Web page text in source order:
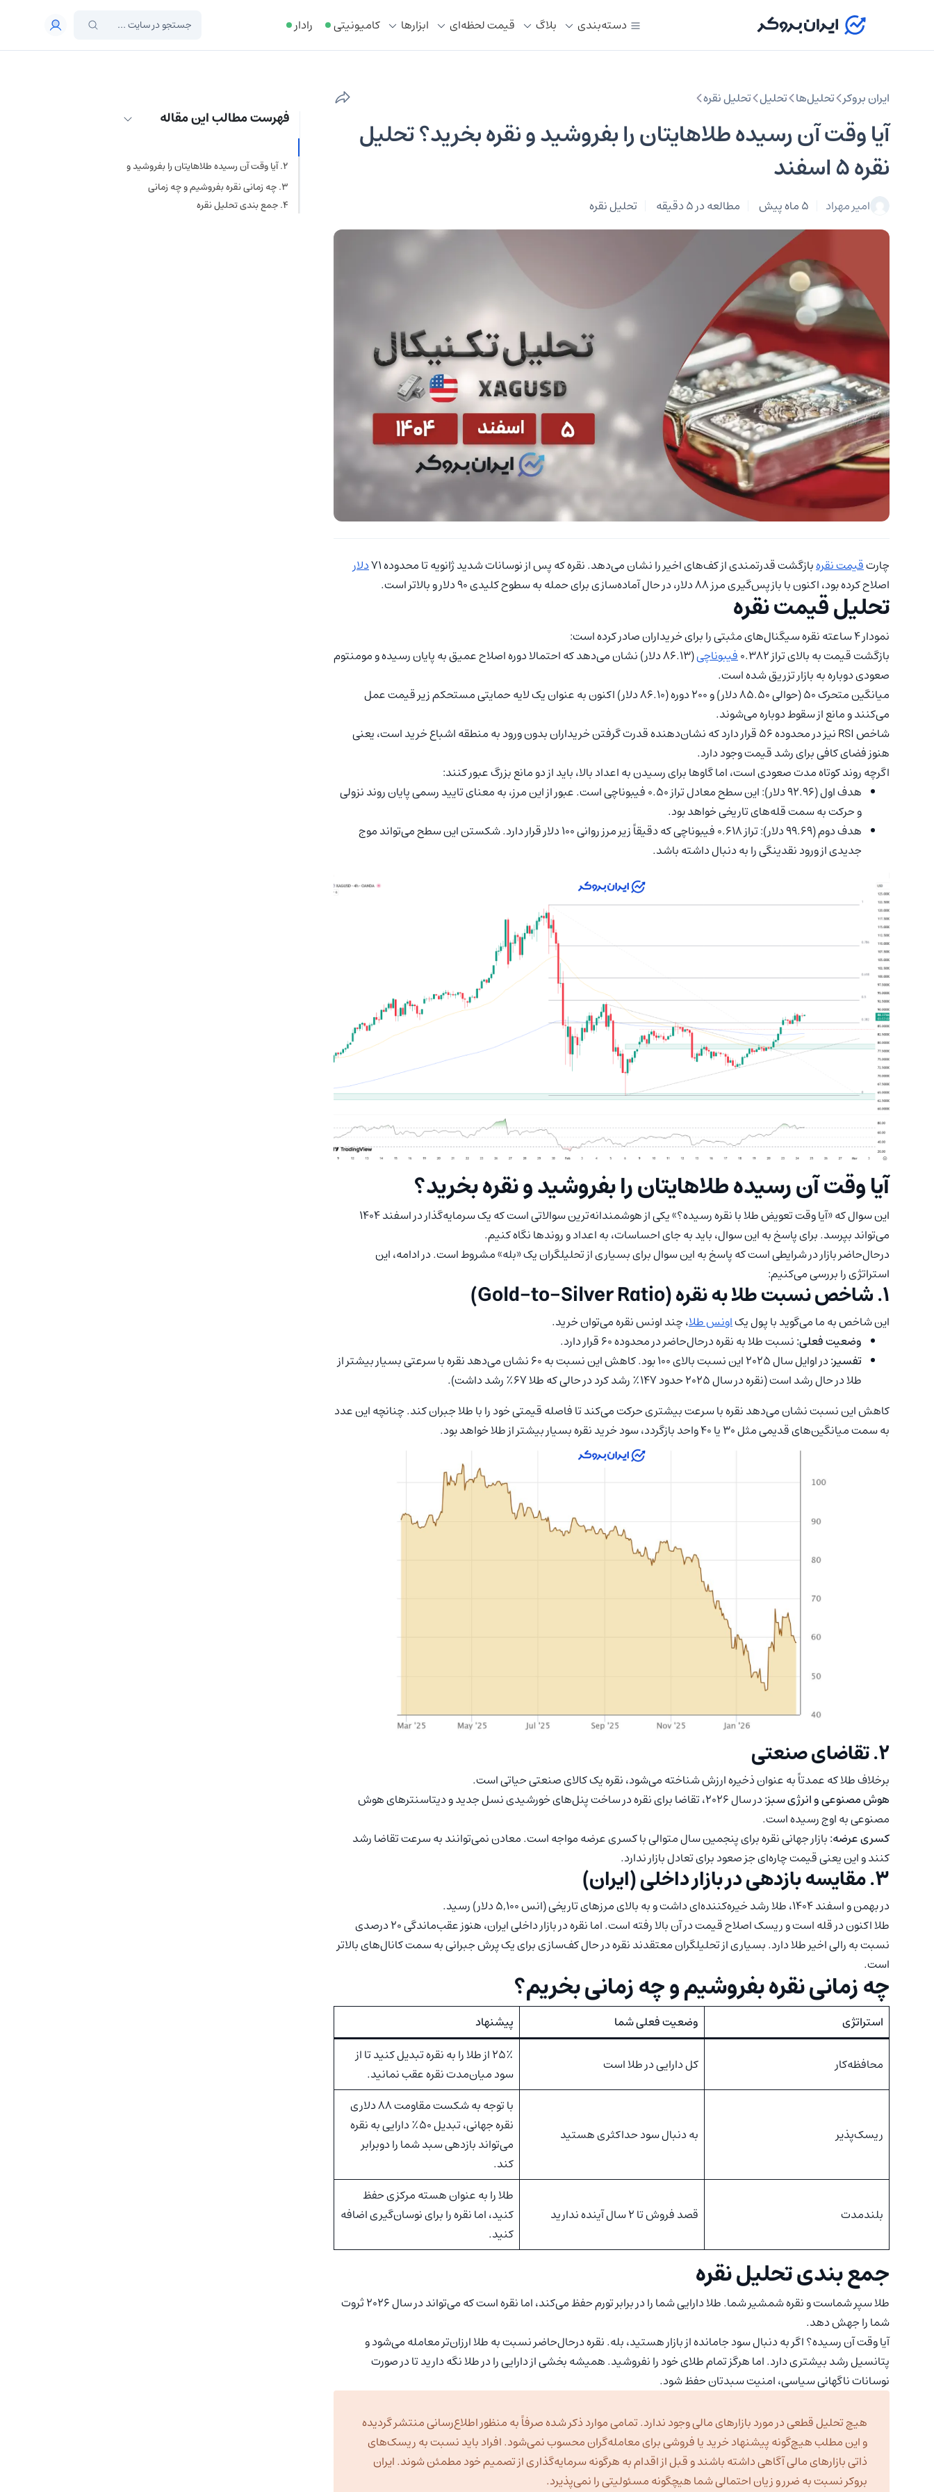
دسته‌بندی بلاگ قیمت لحظه‌ای ابزار‌ها کامیونیتی رادار
ایران بروکر تحلیل‌ها تحلیل‌ تحلیل نقره
آیا وقت آن رسیده طلاهایتان را بفروشید و نقره بخرید؟ تحلیل
نقره ۵ اسفند
امیر مهراد 5 ماه پیش مطالعه در 5 دقیقه تحلیل نقره
چارتقیمت نقرهبازگشت قدرتمندی از کف‌های اخیر را نشان می‌دهد. نقره که پس از نوسانات شدید ژانویه تا محدوده ۷۱
دلار
اصلاح کرده بود، اکنون با بازپس‌گیری مرز ۸۸ دلار، در حال آماده‌سازی برای حمله به سطوح کلیدی ۹۰ دلار و بالاتر است.
تحلیل قیمت نقره
نمودار ۴ ساعته نقره سیگنال‌های مثبتی را برای خریداران صادر کرده است:
بازگشت قیمت به بالای تراز ۰.۳۸۲
فیبوناچی
(۸۶.۱۳ دلار) نشان می‌دهد که احتمالا دوره اصلاح عمیق به پایان رسیده و مومنتوم
صعودی دوباره به بازار تزریق شده است.
میانگین متحرک ۵۰ (حوالی ۸۵.۵۰ دلار) و ۲۰۰ دوره (۸۶.۱۰ دلار) اکنون به عنوان یک لایه حمایتی مستحکم زیر قیمت عمل
می‌کنند و مانع از سقوط دوباره می‌شوند.
شاخص RSI نیز در محدوده ۵۶ قرار دارد که نشان‌دهنده قدرت گرفتن خریداران بدون ورود به منطقه اشباع خرید است، یعنی
هنوز فضای کافی برای رشد قیمت وجود دارد.
اگرچه روند کوتاه مدت صعودی است، اما گاوها برای رسیدن به اعداد بالا، باید از دو مانع بزرگ عبور کنند:
هدف اول (۹۲.۹۶ دلار): این سطح معادل تراز ۰.۵۰ فیبوناچی است. عبور از این مرز، به معنای تایید رسمی پایان روند نزولی
و حرکت به سمت قله‌های تاریخی خواهد بود.
هدف دوم (۹۹.۶۹ دلار): تراز ۰.۶۱۸ فیبوناچی که دقیقاً زیر مرز روانی ۱۰۰ دلار قرار دارد. شکستن این سطح می‌تواند موج
جدیدی از ورود نقدینگی را به دنبال داشته باشد.
آیا وقت آن رسیده طلاهایتان را بفروشید و نقره بخرید؟
این سوال که «آیا وقت تعویض طلا با نقره رسیده؟» یکی از هوشمندانه‌ترین سوالاتی است که یک سرمایه‌گذار در اسفند ۱۴۰۴
می‌تواند بپرسد. برای پاسخ به این سوال، باید به جای احساسات، به اعداد و روندها نگاه کنیم.
درحال‌حاضر بازار در شرایطی است که پاسخ به این سوال برای بسیاری از تحلیلگران یک «بله» مشروط است. در ادامه، این
استراتژی را بررسی می‌کنیم:
۱. شاخص نسبت طلا به نقره (Gold-to-Silver Ratio)
این شاخص به ما می‌گوید با پول یکاونس طلا، چند اونس نقره می‌توان خرید.
وضعیت فعلی:نسبت طلا به نقره درحال‌حاضر در محدوده ۶۰ قرار دارد.
تفسیر:
در اوایل سال ۲۰۲۵ این نسبت بالای ۱۰۰ بود. کاهش این نسبت به ۶۰ نشان می‌دهد نقره با سرعتی بسیار بیشتر از
طلا در حال رشد است (نقره در سال ۲۰۲۵ حدود ۱۴۷٪ رشد کرد در حالی که طلا ۶۷٪ رشد داشت).
کاهش این نسبت نشان می‌دهد نقره با سرعت بیشتری حرکت می‌کند تا فاصله قیمتی خود را با طلا جبران کند. چنانچه این عدد
به سمت میانگین‌های قدیمی مثل ۳۰ یا ۴۰ واحد بازگردد، سود خرید نقره بسیار بیشتر از طلا خواهد بود.
۲. تقاضای صنعتی
برخلاف طلا که عمدتاً به عنوان ذخیره ارزش شناخته می‌شود، نقره یک کالای صنعتی حیاتی است.
هوش مصنوعی و انرژی سبز:
در سال ۲۰۲۶، تقاضا برای نقره در ساخت پنل‌های خورشیدی نسل جدید و دیتاسنترهای هوش
مصنوعی به اوج رسیده است.
کسری عرضه:بازار جهانی نقره برای پنجمین سال متوالی با کسری عرضه مواجه است. معادن نمی‌توانند به سرعت تقاضا رشد
کنند و این یعنی قیمت چاره‌ای جز صعود برای تعادل بازار ندارد.
۳. مقایسه بازدهی در بازار داخلی (ایران)
در بهمن و اسفند ۱۴۰۴، طلا رشد خیره‌کننده‌ای داشت و به بالای مرزهای تاریخی (انس ۵,۱۰۰ دلار) رسید.
طلا اکنون در قله است و ریسک اصلاح قیمت در آن بالا رفته است. اما نقره در بازار داخلی ایران، هنوز عقب‌ماندگی ۲۰ درصدی
نسبت به رالی اخیر طلا دارد. بسیاری از تحلیلگران معتقدند نقره در حال کف‌سازی برای یک پرش جبرانی به سمت کانال‌های بالاتر
است.
چه زمانی نقره بفروشیم و چه زمانی بخریم؟
استراتژی وضعیت فعلی شما پیشنهاد
محافظه‌کار کل دارایی در طلا است
۲۵٪ از طلا را به نقره تبدیل کنید تا از
سود میان‌مدت نقره عقب نمانید.
ریسک‌پذیر به دنبال سود حداکثری هستید
با توجه به شکست مقاومت ۸۸ دلاری
نقره جهانی، تبدیل ۵۰٪ دارایی به نقره
می‌تواند بازدهی سبد شما را دوبرابر
کند.
بلندمدت قصد فروش تا ۲ سال آینده ندارید
طلا را به عنوان هسته مرکزی حفظ
کنید، اما نقره را برای نوسان‌گیری اضافه
کنید.
جمع بندی تحلیل نقره
طلا سپر شماست و نقره شمشیر شما. طلا دارایی شما را در برابر تورم حفظ می‌کند، اما نقره است که می‌تواند در سال ۲۰۲۶ ثروت
شما را جهش دهد.
آیا وقت آن رسیده؟ اگر به دنبال سود جامانده از بازار هستید، بله. نقره درحال‌حاضر نسبت به طلا ارزان‌تر معامله می‌شود و
پتانسیل رشد بیشتری دارد. اما هرگز تمام طلای خود را نفروشید. همیشه بخشی از دارایی را در طلا نگه دارید تا در صورت
نوسانات ناگهانی سیاسی، امنیت سبدتان حفظ شود.
هیچ تحلیل قطعی در مورد بازارهای مالی وجود ندارد. تمامی موارد ذکر شده صرفاً به منظور اطلاع‌رسانی منتشر گردیده
و این مطلب هیچ‌گونه پیشنهاد خرید یا فروشی برای معامله‌گران محسوب نمی‌شود. افراد باید نسبت به ریسک‌های
ذاتی بازارهای مالی آگاهی داشته باشند و قبل از اقدام به هرگونه سرمایه‌گذاری از تصمیم خود مطمئن شوند. ایران
بروکر نسبت به ضرر و زیان احتمالی شما هیچگونه مسئولیتی را نمی‌پذیرد.
فهرست مطالب این مقاله
تحلیل قیمت نقره
آیا وقت آن رسیده طلاهایتان را بفروشید و
نقره بخرید؟
۱. شاخص نسبت طلا به نقره
(Gold-to-Silver Ratio)۲. تقاضای صنعتی
چه زمانی نقره بفروشیم و چه زمانی
بخریم؟
جمع بندی تحلیل نقره